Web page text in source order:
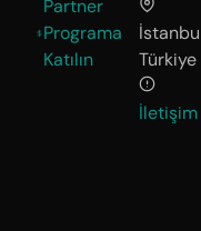
Partner
Programa
Katılın
Türkiye
İletişim